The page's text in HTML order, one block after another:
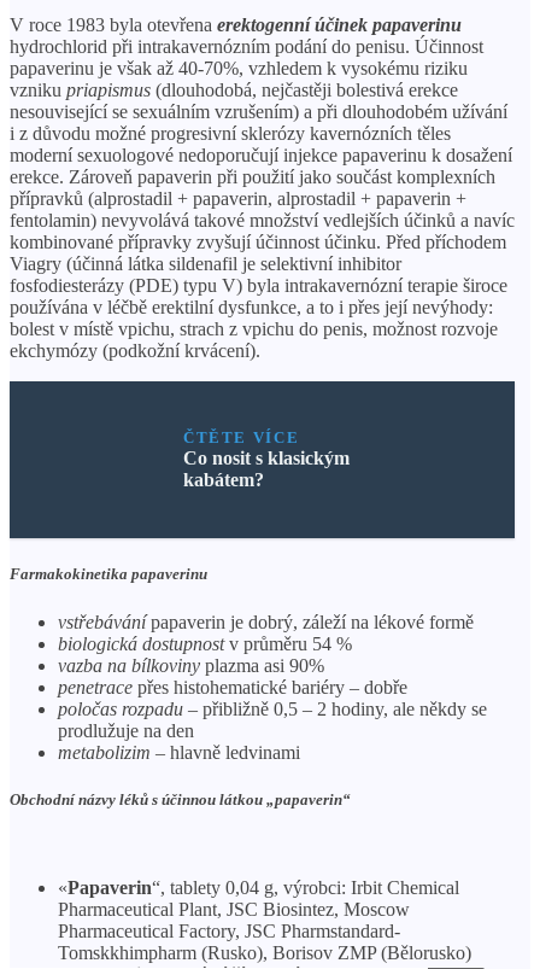
V roce 1983 byla otevřena erektogenní účinek papaverinu
hydrochlorid při intrakavernózním podání do penisu. Účinnost
papaverinu je však až 40-70%, vzhledem k vysokému riziku
vzniku priapismus (dlouhodobá, nejčastěji bolestivá erekce
nesouvisející se sexuálním vzrušením) a při dlouhodobém užívání
i z důvodu možné progresivní sklerózy kavernózních těles
moderní sexuologové nedoporučují injekce papaverinu k dosažení
erekce. Zároveň papaverin při použití jako součást komplexních
přípravků (alprostadil + papaverin, alprostadil + papaverin +
fentolamin) nevyvolává takové množství vedlejších účinků a navíc
kombinované přípravky zvyšují účinnost účinku. Před příchodem
Viagry (účinná látka sildenafil je selektivní inhibitor
fosfodiesterázy (PDE) typu V) byla intrakavernózní terapie široce
používána v léčbě erektilní dysfunkce, a to i přes její nevýhody:
bolest v místě vpichu, strach z vpichu do penis, možnost rozvoje
ekchymózy (podkožní krvácení).
ČTĚTE VÍCE
Co nosit s klasickým
kabátem?
Farmakokinetika papaverinu
vstřebávánípapaverin je dobrý, záleží na lékové formě
biologická dostupnostv průměru 54 %
vazba na bílkoviny plazma asi 90%
penetrace přes histohematické bariéry – dobře
poločas rozpadu – přibližně 0,5 – 2 hodiny, ale někdy se
prodlužuje na den
metabolizim – hlavně ledvinami
Obchodní názvy léků s účinnou látkou „papaverin“
«Papaverin“, tablety 0,04 g, výrobci: Irbit Chemical
Pharmaceutical Plant, JSC Biosintez, Moscow
Pharmaceutical Factory, JSC Pharmstandard-
Tomskkhimpharm (Rusko), Borisov ZMP (Bělorusko)